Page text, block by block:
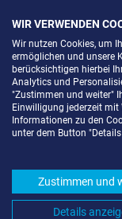
SELF
Komfortabel
WIR VERWENDEN
Wir nutzen Cookies, um
ermöglichen und unsere
berücksichtigen hierbei
Analytics und
"Zustimmen und weiter"
Einwilligung jederzeit
Informationen zu den
unter dem Button "Details
Zustimmen und
Details